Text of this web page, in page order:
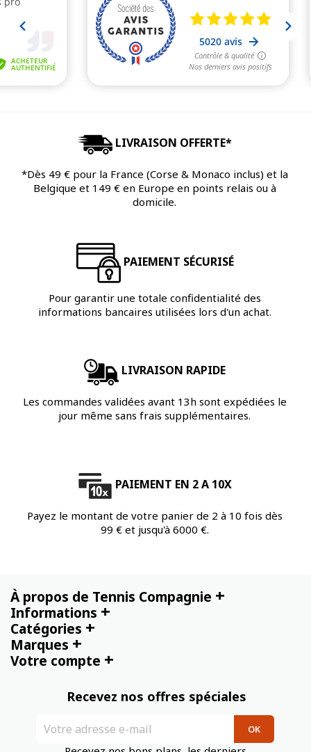
LIVRAISON OFFERTE*
*Dès 49 € pour la France (Corse & Monaco inclus) et la
Belgique et 149 € en Europe en points relais ou à
domicile.
PAIEMENT SÉCURISÉ
Pour garantir une totale confidentialité des
informations bancaires utilisées lors d'un achat.
LIVRAISON RAPIDE
Les commandes validées avant 13h sont expédiées le
jour même sans frais supplémentaires.
PAIEMENT EN 2 A 10X
Payez le montant de votre panier de 2 à 10 fois dès
99 € et jusqu'à 6000 €.
À propos de Tennis Compagnie +
Informations +
Catégories +
Marques +
Votre compte +
Recevez nos offres spéciales